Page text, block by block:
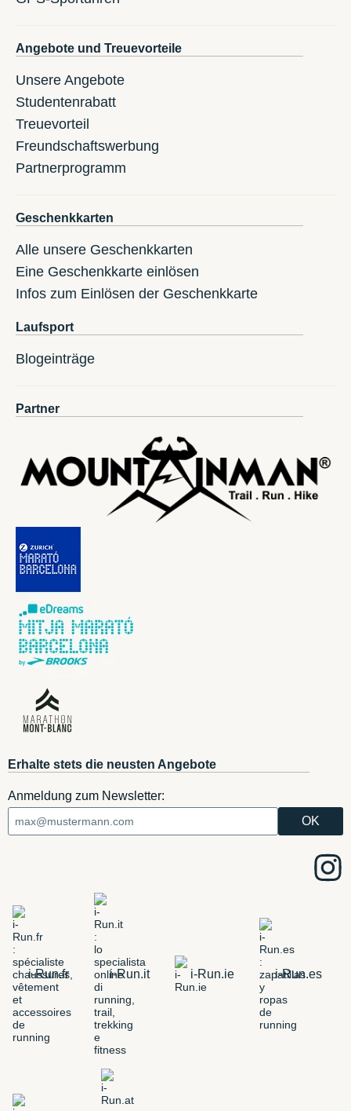
Angebote und Treuevorteile
Unsere Angebote
Studentenrabatt
Treuevorteil
Freundschaftswerbung
Partnerprogramm
Geschenkkarten
Alle unsere Geschenkkarten
Eine Geschenkkarte einlösen
Infos zum Einlösen der Geschenkkarte
Laufsport
Blogeinträge
Partner
Erhalte stets die neusten Angebote
Anmeldung zum Newsletter:
i-Run.fr i-Run.it i-Run.ie i-Run.es